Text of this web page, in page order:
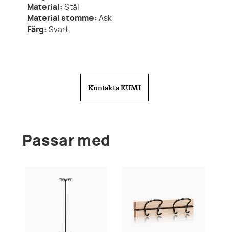
Material: Stål
Material stomme: Ask
Färg: Svart
Kontakta KUMI
Passar med